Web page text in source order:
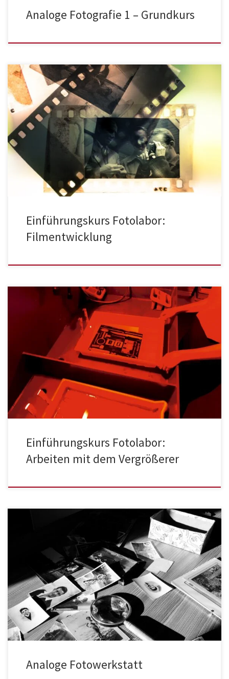
Analoge Fotografie 1 – Grundkurs
Einführungskurs Fotolabor:
Filmentwicklung
Einführungskurs Fotolabor:
Arbeiten mit dem Vergrößerer
Analoge Fotowerkstatt